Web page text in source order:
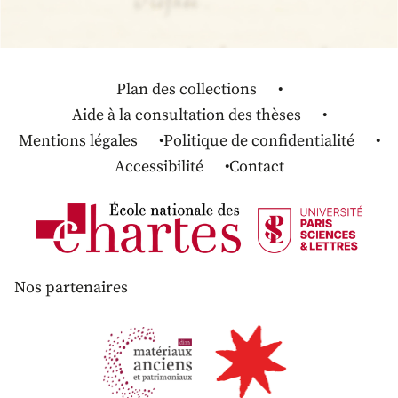
Plan des collections
Aide à la consultation des thèses
Mentions légales
Politique de confidentialité
Accessibilité
Contact
Nos partenaires